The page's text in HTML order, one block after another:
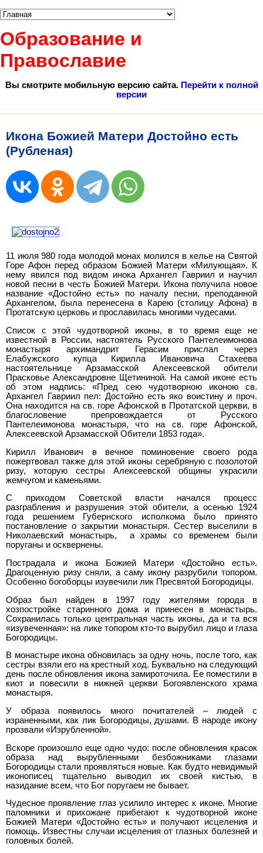
Образование и
Православие
Вы смотрите мобильную версию сайта. Перейти к полной
версии
Икона Божией Матери Достойно есть
(Рубленая)
11 июля 980 года молодой монах молился в келье на Святой
Горе Афон перед образом Божией Матери «Милующая». К
нему явился под видом инока Архангел Гавриил и научил
новой песни в честь Божией Матери. Икона получила новое
название «Достойно есть» по началу песни, преподанной
Архангелом, была перенесена в Карею (столицу Афона) в
Протатскую церковь и прославилась многими чудесами.
Список с этой чудотворной иконы, в то время еще не
известной в России, настоятель Русского Пантелеимонова
монастыря архимандрит Герасим прислал через
Елабужского купца Кирилла Ивановича Стахеева
настоятельнице Арзамасской Алексеевской обители
Прасковье Александровне Щетининой. На самой иконе есть
об этом надпись: «Пред сею чудотворною иконою св.
Архангел Гавриил пел: Достойно есть яко воистину и проч.
Она находится на св. горе Афонской в Протатской церкви, в
благословение препровождается от Русского
Пантелеимонова монастыря, что на св. горе Афонской,
Алексеевской Арзамасской Обители 1853 года».
Кирилл Иванович в вечное поминовение своего рода
пожертвовал также для этой иконы серебряную с позолотой
ризу, которую сестры Алексеевской общины украсили
жемчугом и каменьями.
С приходом Советской власти начался процесс
разграбления и разрушения этой обители, а осенью 1924
года решением Губернского исполкома было принято
постановление о закрытии монастыря. Сестер выселили в
Николаевский монастырь, а храмы со временем были
поруганы и осквернены.
Пострадала и икона Божией Матери «Достойно есть».
Драгоценную ризу сняли, а саму икону разрубили топором.
Особенно богоборцы изувечили лик Пресвятой Богородицы.
Образ был найден в 1997 году жителями города в
хозпостройке старинного дома и принесен в монастырь.
Сохранилась только центральная часть иконы, да и та вся
«изувеченная»: на лике топором кто-то вырубил лицо и глаза
Богородицы.
В монастыре икона обновилась за одну ночь, после того, как
сестры взяли его на крестный ход. Буквально на следующий
день после обновления икона замироточила. Ее поместили в
киот и повесили в нижней церкви Богоявленского храма
монастыря.
У образа появилось много почитателей – людей с
израненными, как лик Богородицы, душами. В народе икону
прозвали «Изрубленной».
Вскоре произошло еще одно чудо: после обновления красок
образа над вырубленными безбожниками глазами
Богородицы стали проявляться новые. Как будто невидимый
иконописец тщательно выводил их своей кистью, в
назидание всем, что Бог поругаем не бывает.
Чудесное проявление глаз усилило интерес к иконе. Многие
паломники и прихожане прибегают к чудотворной иконе
Божией Матери «Достойно есть» и получают исцеления и
помощь. Известны случаи исцеления от глазных болезней и
головных болей.